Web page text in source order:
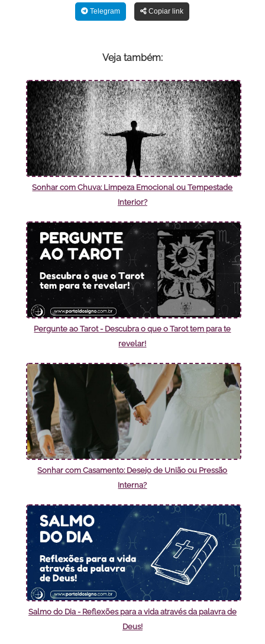
Telegram Copiar link
Veja também:
Sonhar com Chuva: Limpeza Emocional ou Tempestade
Interior?
Pergunte ao Tarot - Descubra o que o Tarot tem para te
revelar!
Sonhar com Casamento: Desejo de União ou Pressão
Interna?
Salmo do Dia - Reflexões para a vida através da palavra de
Deus!